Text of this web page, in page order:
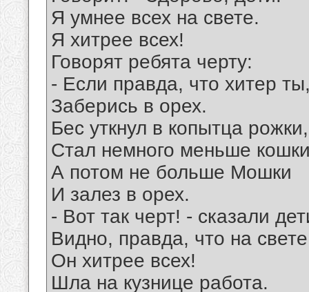
Я умнее всех на свете.
Я хитрее всех!
Говорят ребята черту:
- Если правда, что хитер
Заберись в орех.
Бес уткнул в копытца рожки,
Стал немного меньше
А потом не больше Мошки
И залез в орех.
- Вот так черт! - сказали
Видно, правда, что на свете
Он хитрее всех!
Шла на кузнице работа.